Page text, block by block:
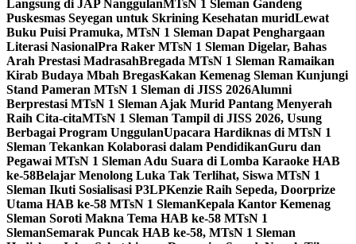
Langsung di JAP NanggulanMTsN 1 Sleman Gandeng
Puskesmas Seyegan untuk Skrining Kesehatan muridLewat
Buku Puisi Pramuka, MTsN 1 Sleman Dapat Penghargaan
Literasi NasionalPra Raker MTsN 1 Sleman Digelar, Bahas
Arah Prestasi MadrasahBregada MTsN 1 Sleman Ramaikan
Kirab Budaya Mbah BregasKakan Kemenag Sleman Kunjungi
Stand Pameran MTsN 1 Sleman di JISS 2026Alumni
Berprestasi MTsN 1 Sleman Ajak Murid Pantang Menyerah
Raih Cita-citaMTsN 1 Sleman Tampil di JISS 2026, Usung
Berbagai Program UnggulanUpacara Hardiknas di MTsN 1
Sleman Tekankan Kolaborasi dalam PendidikanGuru dan
Pegawai MTsN 1 Sleman Adu Suara di Lomba Karaoke HAB
ke-58Belajar Menolong Luka Tak Terlihat, Siswa MTsN 1
Sleman Ikuti Sosialisasi P3LPKenzie Raih Sepeda, Doorprize
Utama HAB ke-58 MTsN 1 SlemanKepala Kantor Kemenag
Sleman Soroti Makna Tema HAB ke-58 MTsN 1
SlemanSemarak Puncak HAB ke-58, MTsN 1 Sleman